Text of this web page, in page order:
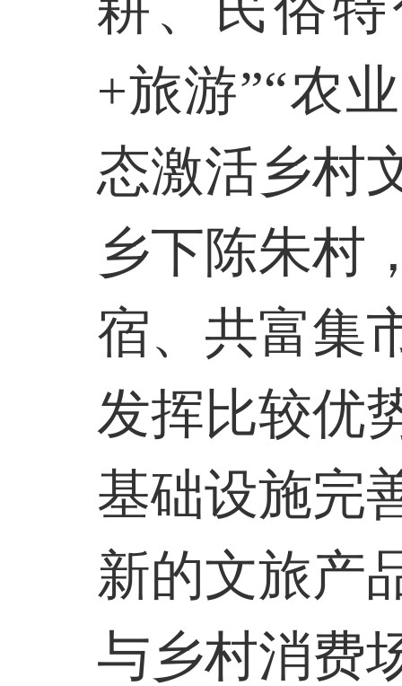
+旅游”“农业
态激活乡村
乡下陈朱村
宿、共富集
发挥比较优
基础设施完
新的文旅产
与乡村消费